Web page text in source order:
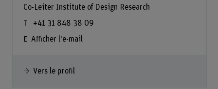
Co-Leiter Institute of Design Research
+41 31 848 38 09
Afficher l'e-mail
Vers le profil